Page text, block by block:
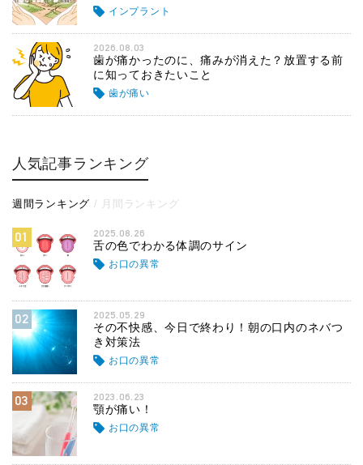
インプラント
2026.08.03
歯が痛かったのに、痛みが消えた？放置する前
に知っておきたいこと
歯が痛い
人気記事ランキング
週間ランキング 月間ランキング
01 2025.08.26
舌の色でわかる体調のサイン
お口の異常
02 2025.05.29
その不快感、今日で終わり！朝の口内のネバつ
き対策法
お口の異常
03 2023.06.23
顎が痛い！
お口の異常